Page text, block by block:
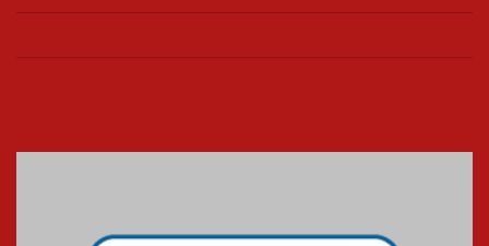
Colégio Presbiteriano
os funcionários
07.11.2024